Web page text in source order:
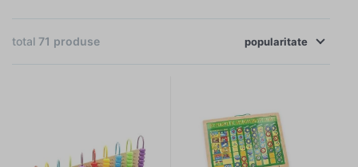
alături de noi.
pentru elevi
total 71 produse
popularitate